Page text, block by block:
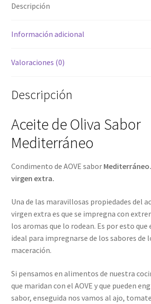
Descripción
Información adicional
Valoraciones (0)
Descripción
Aceite de Oliva Sabor
Mediterráneo
Condimento de AOVE sabor
virgen extra.
Una de las maravillosas propiedades del
virgen extra es que se impregna con
los aromas que lo rodean. Es por esto
ideal para impregnarse de los sabores de
maceración.
Si pensamos en alimentos de nuestra
que maridan con el AOVE y que pueden
sabor, enseguida nos vamos al ajo,